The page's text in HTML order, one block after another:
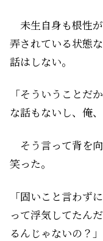
未生自身も根性
弄されている状態
話はしない。
「そういうことだ
な話もないし、俺、
そう言って背を
笑った。
「固いこと言わず
って浮気してたん
るんじゃないの？」